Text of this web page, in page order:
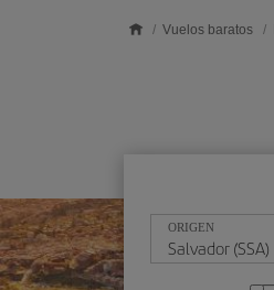
Vuelos baratos
ORIGEN